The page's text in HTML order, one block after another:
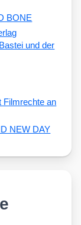
BONE
und der
Filmrechte an
NEW DAY